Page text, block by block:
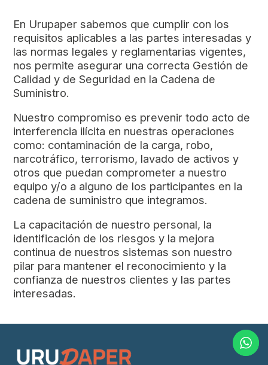
En Urupaper sabemos que cumplir con los
requisitos aplicables a las partes interesadas y
las normas legales y reglamentarias vigentes,
nos permite asegurar una correcta Gestión de
Calidad y de Seguridad en la Cadena de
Suministro.
Nuestro compromiso es prevenir todo acto de
interferencia ilícita en nuestras operaciones
como: contaminación de la carga, robo,
narcotráfico, terrorismo, lavado de activos y
otros que puedan comprometer a nuestro
equipo y/o a alguno de los participantes en la
cadena de suministro que integramos.
La capacitación de nuestro personal, la
identificación de los riesgos y la mejora
continua de nuestros sistemas son nuestro
pilar para mantener el reconocimiento y la
confianza de nuestros clientes y las partes
interesadas.